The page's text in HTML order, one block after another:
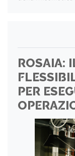
ROSAIA:
PER